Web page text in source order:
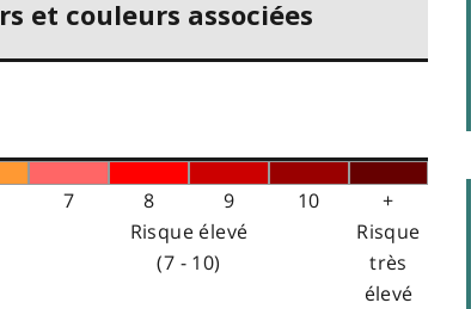
et couleurs associées
7 8 9 10
+
Risque élevé
(7 - 10)
Risque
très
élevé